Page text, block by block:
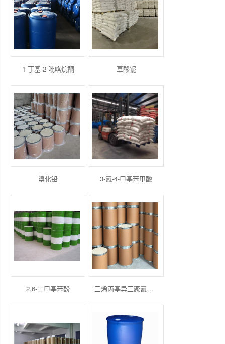
1-丁基-2-吡咯烷酮 草酸铌
溴化铅 3-氯-4-甲基苯甲酸
2,6-二甲基苯酚 三烯丙基异三聚氰酸酯